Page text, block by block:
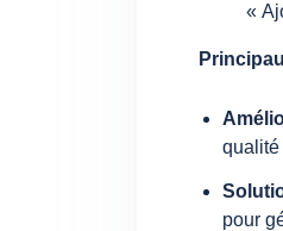
«
qualité
pour